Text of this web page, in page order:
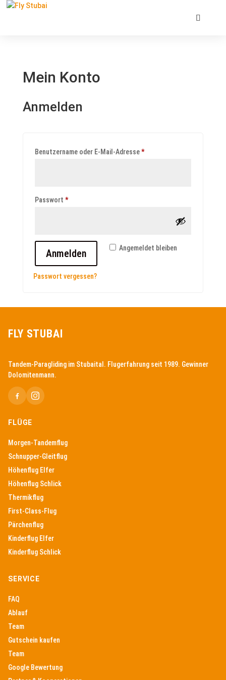
Mein Konto
Anmelden
Benutzername oder E-Mail-Adresse*Erforderlich
Passwort *Erforderlich
Angemeldet bleiben
Anmelden
Passwort vergessen?
FLY STUBAI
Tandem-Paragliding im Stubaital. Flugerfahrung seit 1989. Gewinner
Dolomitenmann.
FLÜGE
Morgen-Tandemflug
Schnupper-Gleitflug
Höhenflug Elfer
Höhenflug Schlick
Thermikflug
First-Class-Flug
Pärchenflug
Kinderflug Elfer
Kinderflug Schlick
SERVICE
FAQ
Ablauf
Team
Gutschein kaufen
Team
Google Bewertung